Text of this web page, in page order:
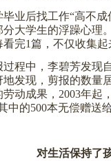
业后找工作“高不
大学生的浮躁心理
看完1篇，不仅收集起
程中，李碧芳发现
发现，剪报的数量
动成果， 2003年起
中的500本无偿赠送
对生活保持了